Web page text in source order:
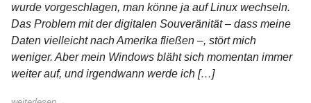
wurde vorgeschlagen, man könne ja auf Linux wechseln.
Das Problem mit der digitalen Souveränität – dass meine
Daten vielleicht nach Amerika fließen –, stört mich
weniger. Aber mein Windows bläht sich momentan immer
weiter auf, und irgendwann werde ich […]